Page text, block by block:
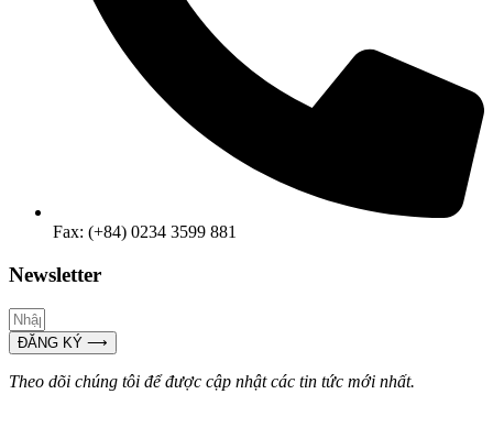
Fax: (+84) 0234 3599 881
Newsletter
ĐĂNG KÝ ⟶
Theo dõi chúng tôi để được cập nhật các tin tức mới nhất.